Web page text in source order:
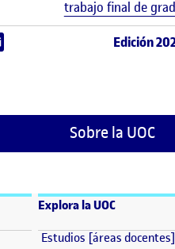
trabajo final de
Edición
Sobre la UOC
ventana)
Explora la UOC
Estudios [áreas docentes]